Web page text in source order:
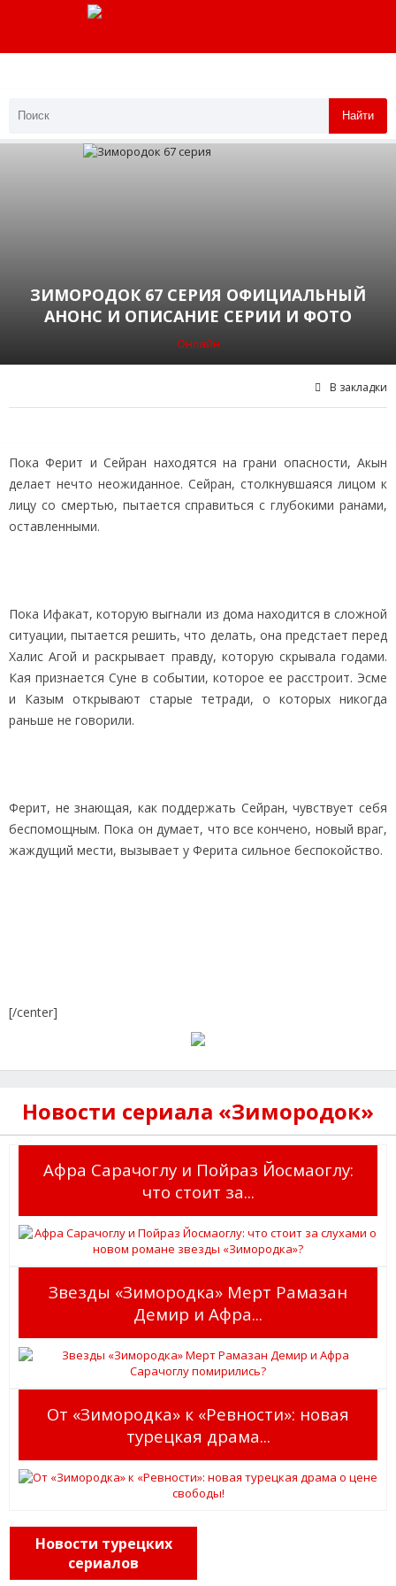
Найти
ЗИМОРОДОК 67 СЕРИЯ ОФИЦИАЛЬНЫЙ
АНОНС И ОПИСАНИЕ СЕРИИ И ФОТО
Онлайн
В закладки
Пока Ферит и Сейран находятся на грани опасности, Акын
делает нечто неожиданное. Сейран, столкнувшаяся лицом к
лицу со смертью, пытается справиться с глубокими ранами,
оставленными.
Пока Ифакат, которую выгнали из дома находится в сложной
ситуации, пытается решить, что делать, она предстает перед
Халис Агой и раскрывает правду, которую скрывала годами.
Кая признается Суне в событии, которое ее расстроит. Эсме
и Казым открывают старые тетради, о которых никогда
раньше не говорили.
Ферит, не знающая, как поддержать Сейран, чувствует себя
беспомощным. Пока он думает, что все кончено, новый враг,
жаждущий мести, вызывает у Ферита сильное беспокойство.
[/center]
Новости сериала «Зимородок»
Афра Сарачоглу и Пойраз Йосмаоглу:
что стоит за...
Звезды «Зимородка» Мерт Рамазан
Демир и Афра...
От «Зимородка» к «Ревности»: новая
турецкая драма...
Новости турецких
сериалов